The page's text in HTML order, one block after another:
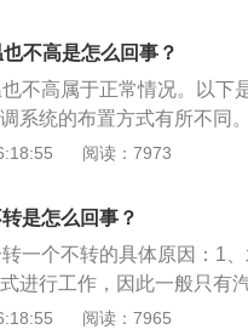
自动计算风扇的转速和时
机的作用。
不高是怎么回事？
不高属于正常情况。以下
系统的布置方式有所不同
形式是将蒸发器、暖风散
化装置及控制系统组成。
发器、膨胀阀、贮液干燥
等组成。汽车空调分高压
、冷凝器、贮液干燥器和
压缩机输入侧和压缩机机油
阅读：7973
是怎么回事？
一个不转的具体原因：1
进行工作，因此一般只有
转动，如果温度过低，散
阅读：7965